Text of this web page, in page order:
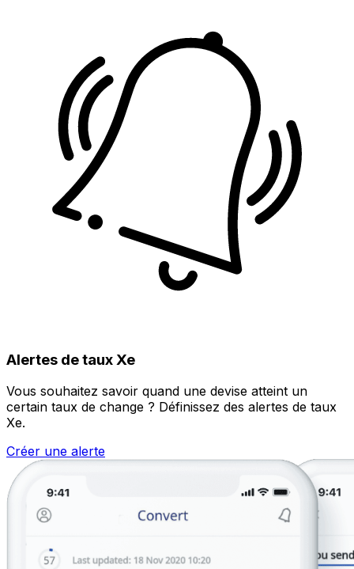
Alertes de taux Xe
Vous souhaitez savoir quand une devise atteint un
certain taux de change ? Définissez des alertes de taux
Xe.
Créer une alerte